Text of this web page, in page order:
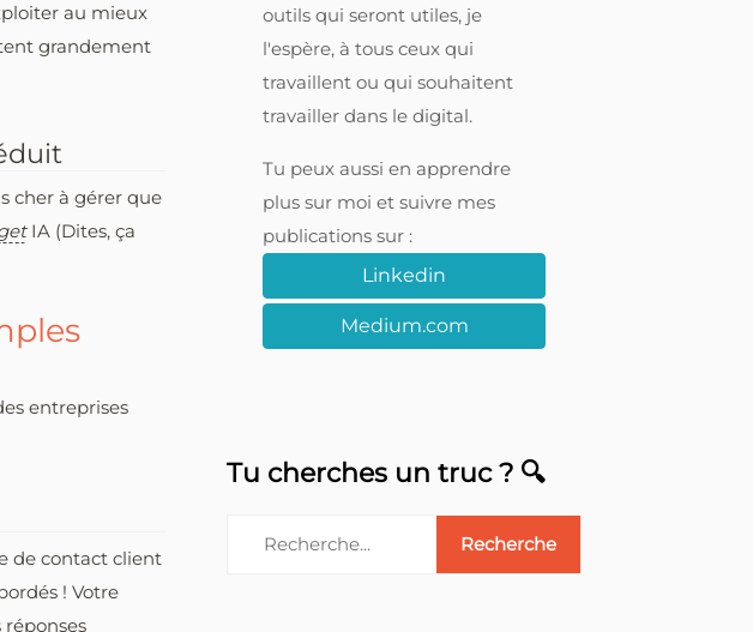
au mieux
grandement
cher à gérer que
IA (Dites, ça
entreprises
de contact client
! Votre
réponses
outils qui seront utiles, je
l'espère, à tous ceux qui
travaillent ou qui souhaitent
travailler dans le digital.
Tu peux aussi en apprendre
plus sur moi et suivre mes
publications sur :
Linkedin
Medium.com
Tu cherches un truc ? 🔍